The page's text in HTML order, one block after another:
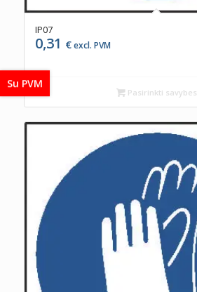
IP07
0,31 €excl. PVM
Pasirinkti savybes
Su PVM